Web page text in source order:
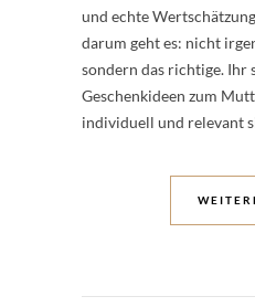
und echte
darum geht es: nicht
sondern das richtige. Ihr
Geschenkideen zum
individuell und relevant